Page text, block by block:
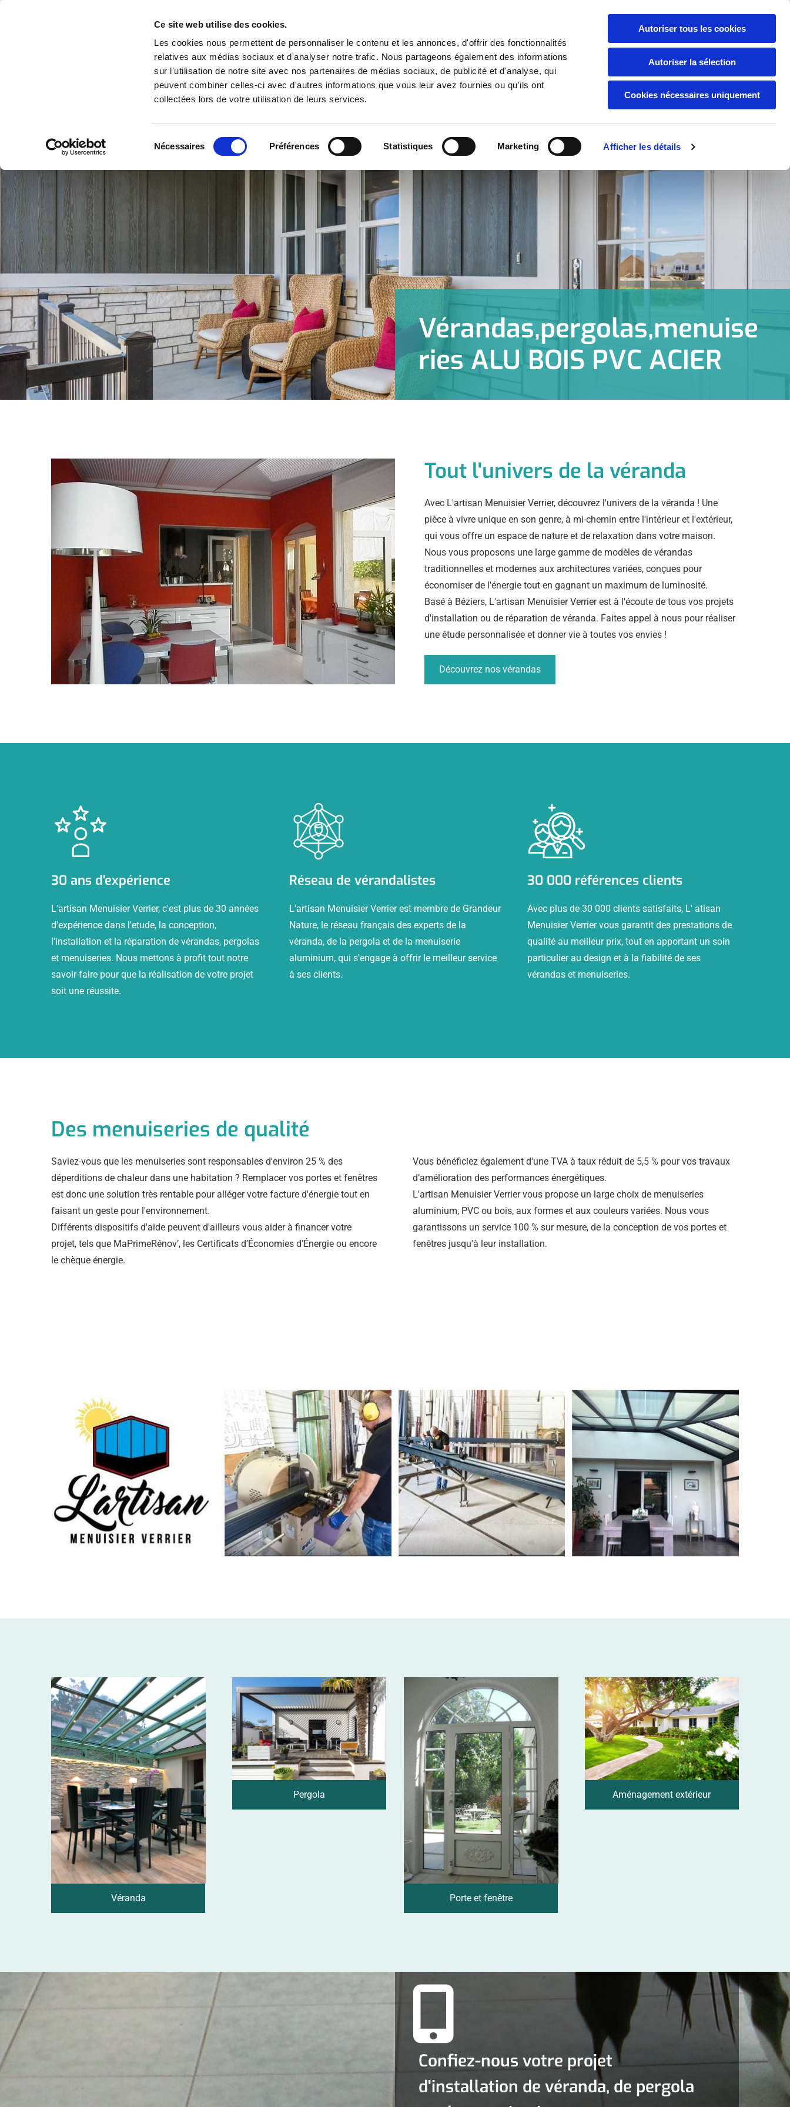
Ce site web utilise des cookies.
Les cookies nous permettent de personnaliser le contenu et les annonces, d'offrir des fonctionnalités
relatives aux médias sociaux et d'analyser notre trafic. Nous partageons également des informations
sur l'utilisation de notre site avec nos partenaires de médias sociaux, de publicité et d'analyse, qui
peuvent combiner celles-ci avec d'autres informations que vous leur avez fournies ou qu'ils ont
collectées lors de votre utilisation de leurs services.
du
Nécessaires Préférences Statistiques Marketing Afficher les détails
Autoriser tous les cookies
Autoriser la sélection
Cookies nécessaires uniquement
Appelez-nous :07 60 50 67 36
L'ARTISAN
MENUISIER VERRIER
L'architecte de votre projet
Pergola Portes et fenêtres Aménagement extérieur Contact
Vérandas,pergolas,menuise
ries ALU BOIS PVC ACIER
Tout l'univers de la véranda
Avec L'artisan Menuisier Verrier, découvrez l'univers de la véranda ! Une
pièce à vivre unique en son genre, à mi-chemin entre l'intérieur et l'extérieur,
qui vous offre un espace de nature et de relaxation dans votre maison.
Nous vous proposons une large gamme de modèles de vérandas
traditionnelles et modernes aux architectures variées, conçues pour
économiser de l'énergie tout en gagnant un maximum de luminosité.
Basé à Béziers, L'artisan Menuisier Verrier est à l'écoute de tous vos projets
d'installation ou de réparation de véranda. Faites appel à nous pour réaliser
une étude personnalisée et donner vie à toutes vos envies !
Découvrez nos vérandas
30 ans d'expérience
L'artisan Menuisier Verrier, c'est plus de 30 années
d'expérience dans l'etude, la conception,
l'installation et la réparation de vérandas, pergolas
et menuiseries. Nous mettons à profit tout notre
savoir-faire pour que la réalisation de votre projet
soit une réussite.
Réseau de vérandalistes
L'artisan Menuisier Verrier est membre de Grandeur
Nature, le réseau français des experts de la
véranda, de la pergola et de la menuiserie
aluminium, qui s'engage à offrir le meilleur service
à ses clients.
30 000 références clients
Avec plus de 30 000 clients satisfaits, L' atisan
Menuisier Verrier vous garantit des prestations de
qualité au meilleur prix, tout en apportant un soin
particulier au design et à la fiabilité de ses
vérandas et menuiseries.
Des menuiseries de qualité
Saviez-vous que les menuiseries sont responsables d'environ 25 % des
déperditions de chaleur dans une habitation ? Remplacer vos portes et fenêtres
est donc une solution très rentable pour alléger votre facture d'énergie tout en
faisant un geste pour l'environnement.
Différents dispositifs d'aide peuvent d'ailleurs vous aider à financer votre
projet, tels que MaPrimeRénov’, les Certificats d’Économies d’Énergie ou encore
le chèque énergie.
Vous bénéficiez également d'une TVA à taux réduit de 5,5 % pour vos travaux
d’amélioration des performances énergétiques.
L'artisan Menuisier Verrier vous propose un large choix de menuiseries
aluminium, PVC ou bois, aux formes et aux couleurs variées. Nous vous
garantissons un service 100 % sur mesure, de la conception de vos portes et
fenêtres jusqu'à leur installation.
Véranda
Pergola
Porte et fenêtre
Aménagement extérieur
Confiez-nous votre projet
d'installation de véranda, de pergola